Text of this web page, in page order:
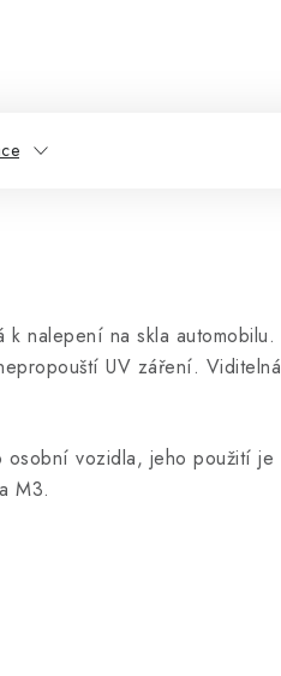
k nalepení na skla automobilu.
UV záření. Viditelná
vozidla, jeho použití je
M3.